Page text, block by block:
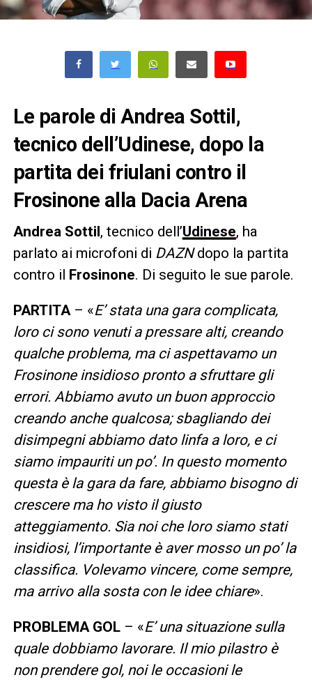
Le parole di Andrea Sottil,
tecnico dell’Udinese, dopo la
partita dei friulani contro il
Frosinone alla Dacia Arena
Andrea Sottil, tecnico dell’Udinese, ha
parlato ai microfoni di DAZNdopo la partita
contro il Frosinone. Di seguito le sue parole.
PARTITA– «E’ stata una gara complicata,
loro ci sono venuti a pressare alti, creando
qualche problema, ma ci aspettavamo un
Frosinone insidioso pronto a sfruttare gli
errori. Abbiamo avuto un buon approccio
creando anche qualcosa; sbagliando dei
disimpegni abbiamo dato linfa a loro, e ci
siamo impauriti un po’. In questo momento
questa è la gara da fare, abbiamo bisogno di
crescere ma ho visto il giusto
atteggiamento. Sia noi che loro siamo stati
insidiosi, l’importante è aver mosso un po’ la
classifica. Volevamo vincere, come sempre,
ma arrivo alla sosta con le idee chiare».
PROBLEMA GOL– «E’ una situazione sulla
quale dobbiamo lavorare. Il mio pilastro è
non prendere gol, noi le occasioni le